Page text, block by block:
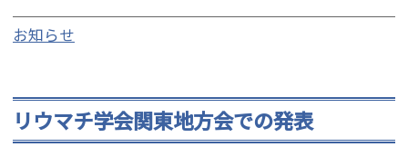
お知らせ
リウマチ学会関東地方会での発表